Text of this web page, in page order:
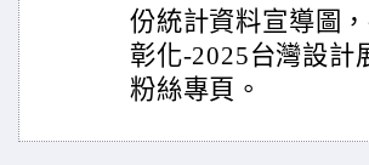
份統計資料宣導圖
彰化-2025台灣設計
粉絲專頁。